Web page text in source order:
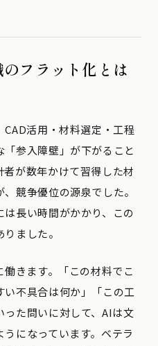
フラット化とは
活用・材料選定・工程
参入障壁」が下がること
が数年かけて習得した材
競争優位の源泉でした。
長い時間がかかり、この
ました。
きます。「この材料でこ
不具合は何か」「この工
た問いに対して、AIは文
になっています。ベテラ